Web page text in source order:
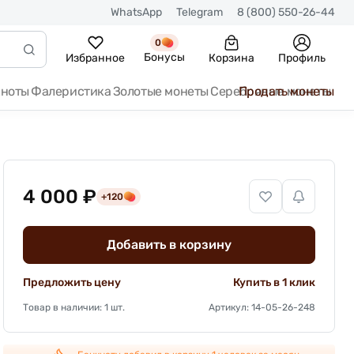
WhatsApp Telegram 8 (800) 550-26-44
Избранное
0
Бонусы Корзина Профиль
ФалеристикаЗолотые монеты Серебряные монеты
Продать монеты
4 000 ₽ +120
Добавить в корзину
Предложить цену Купить в 1 клик
Товар в наличии: 1 шт. Артикул: 14-05-26-248